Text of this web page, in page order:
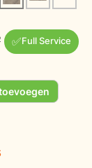
✅Full Service